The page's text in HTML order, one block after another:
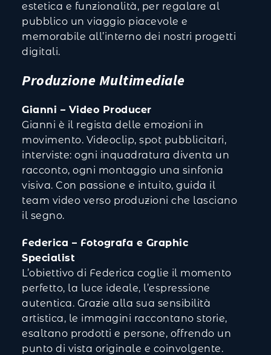
estetica e funzionalità, per regalare al
pubblico un viaggio piacevole e
memorabile all’interno dei nostri progetti
digitali.
Produzione Multimediale
Gianni – Video Producer
Gianni è il regista delle emozioni in
movimento. Videoclip, spot pubblicitari,
interviste: ogni inquadratura diventa un
racconto, ogni montaggio una sinfonia
visiva. Con passione e intuito, guida il
team video verso produzioni che lasciano
il segno.
Federica – Fotografa e Graphic
Specialist
L’obiettivo di Federica coglie il momento
perfetto, la luce ideale, l’espressione
autentica. Grazie alla sua sensibilità
artistica, le immagini raccontano storie,
esaltano prodotti e persone, offrendo un
punto di vista originale e coinvolgente.